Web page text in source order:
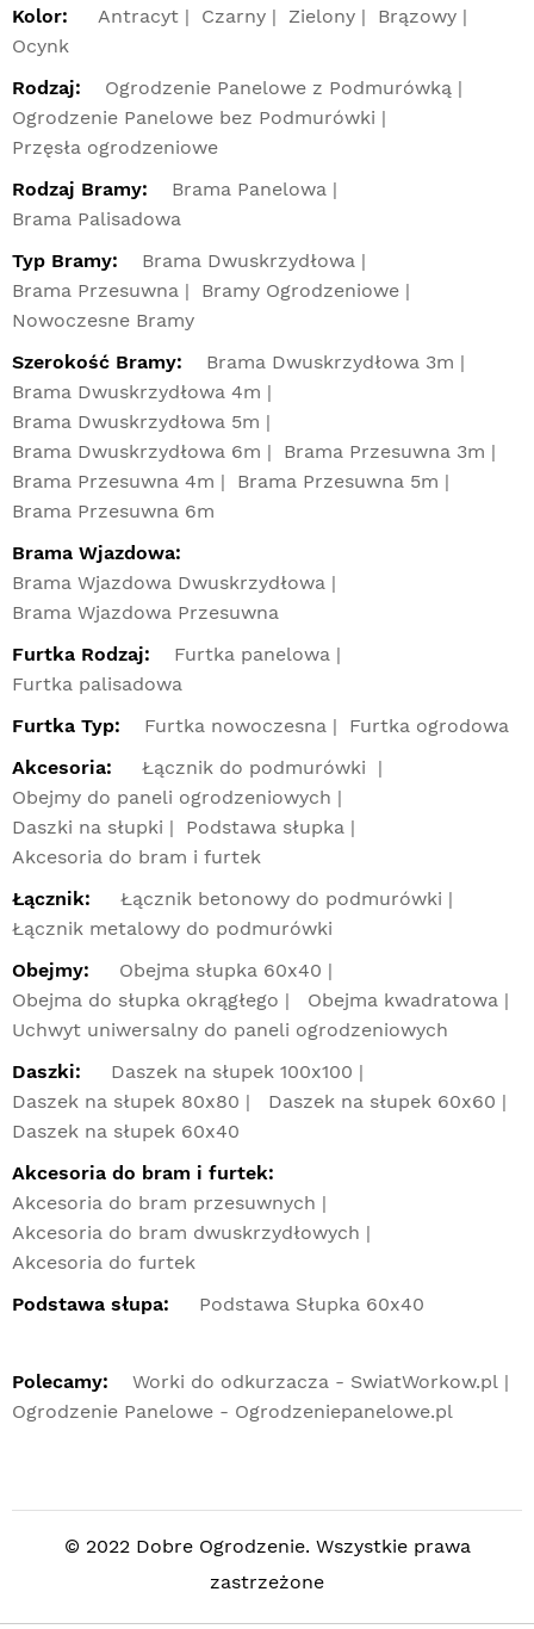
Kolor:
Antracyt Czarny Zielony
Brązowy
Ocynk
Rodzaj:
Ogrodzenie Panelowe z Podmurówką
Ogrodzenie Panelowe bez Podmurówki
Przęsła ogrodzeniowe
Rodzaj Bramy:
Brama Panelowa
Brama Palisadowa
Typ Bramy:
Brama Dwuskrzydłowa
Brama Przesuwna
Bramy Ogrodzeniowe
Nowoczesne Bramy
Szerokość Bramy:
Brama Dwuskrzydłowa 3m
Brama Dwuskrzydłowa 4m
Brama Dwuskrzydłowa 5m
Brama Dwuskrzydłowa 6m
Brama Przesuwna 3m
Brama Przesuwna 4m
Brama Przesuwna 5m
Brama Przesuwna 6m
Brama Wjazdowa:
Brama Wjazdowa Dwuskrzydłowa
Brama Wjazdowa Przesuwna
Furtka Rodzaj:
Furtka panelowa
Furtka palisadowa
Furtka Typ:
Furtka nowoczesna
Furtka ogrodowa
Akcesoria:
Łącznik do podmurówki
Obejmy do paneli ogrodzeniowych
Daszki na słupki
Podstawa słupka
Akcesoria do bram i furtek
Łącznik:
Łącznik betonowy do podmurówki
Łącznik metalowy do podmurówki
Obejmy:
Obejma słupka 60x40
Obejma do słupka okrągłego
Obejma kwadratowa
Uchwyt uniwersalny do paneli ogrodzeniowych
Daszki:
Daszek na słupek 100x100
Daszek na słupek 80x80
Daszek na słupek 60x60
Daszek na słupek 60x40
Akcesoria do bram i furtek:
Akcesoria do bram przesuwnych
Akcesoria do bram dwuskrzydłowych
Akcesoria do furtek
Podstawa słupa:
Podstawa Słupka 60x40
Polecamy:
Worki do odkurzacza - SwiatWorkow.pl
Ogrodzenie Panelowe - Ogrodzeniepanelowe.pl
© 2022 Dobre Ogrodzenie. Wszystkie prawa
zastrzeżone